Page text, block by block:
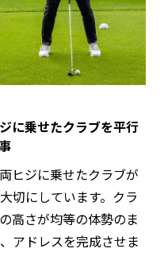
に乗せたクラブを平行
ヒジに乗せたクラブが
切にしています。クラ
高さが均等の体勢のま
アドレスを完成させま